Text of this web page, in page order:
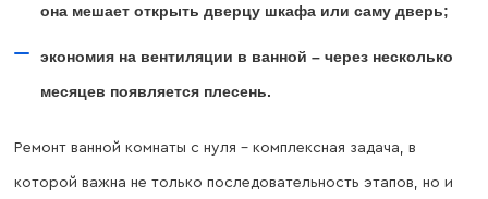
она мешает открыть дверцу шкафа или саму дверь;
экономия на вентиляции в ванной – через несколько
месяцев появляется плесень.
Ремонт ванной комнаты с нуля – комплексная задача, в
которой важна не только последовательность этапов, но и